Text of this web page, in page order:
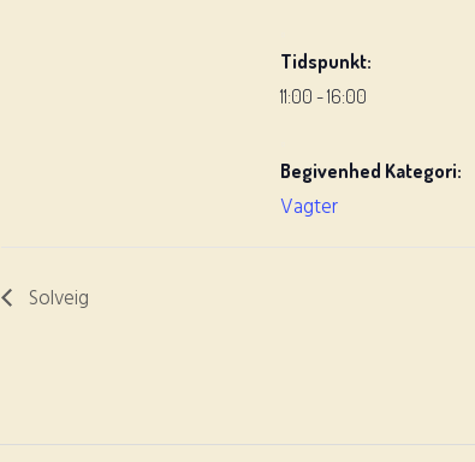
Tidspunkt:
11:00 - 16:00
Begivenhed Kategori:
Vagter
Solveig